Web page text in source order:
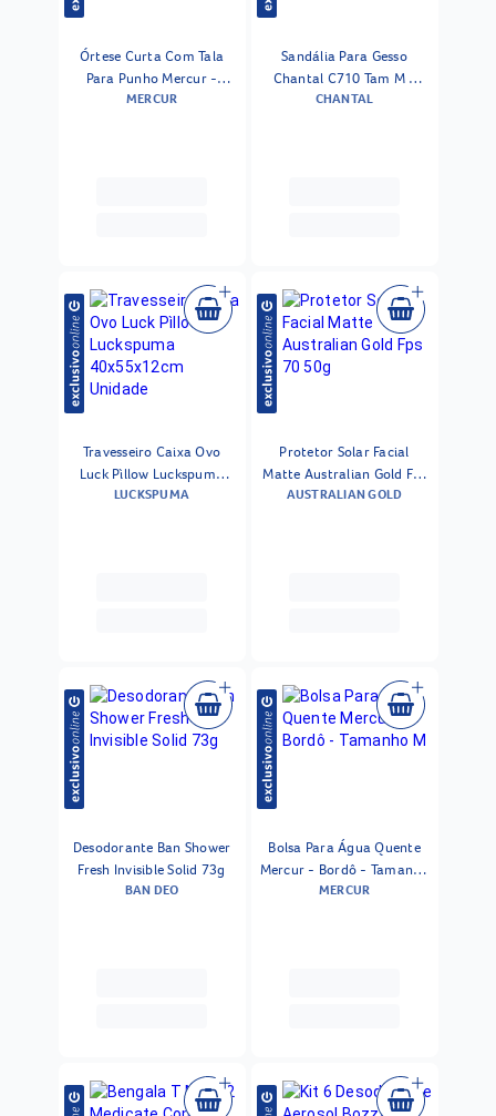
Órtese Curta Com Tala
Para Punho Mercur -
Preta - Mão Esquerda -
MERCUR
Sandália Para Gesso
Chantal C710 Tam M -
Unidade
CHANTAL
Travesseiro Caixa Ovo
Luck Pìllow Luckspuma
40x55x12cm Unidade
LUCKSPUMA
Protetor Solar Facial
Matte Australian Gold Fps
70 50g
AUSTRALIAN GOLD
Desodorante Ban Shower
Fresh Invisible Solid 73g
BAN DEO
Bolsa Para Água Quente
Mercur - Bordô - Tamanho
M
MERCUR